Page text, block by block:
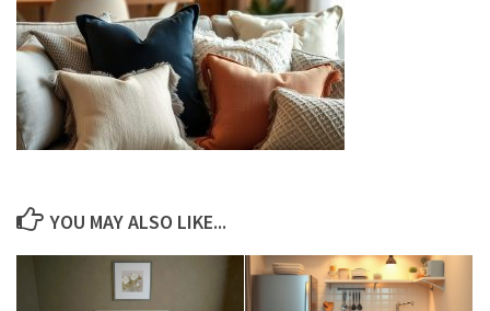
YOU MAY ALSO LIKE...